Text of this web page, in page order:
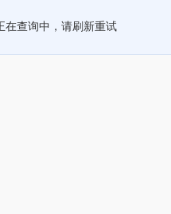
在查询中，请刷新重试